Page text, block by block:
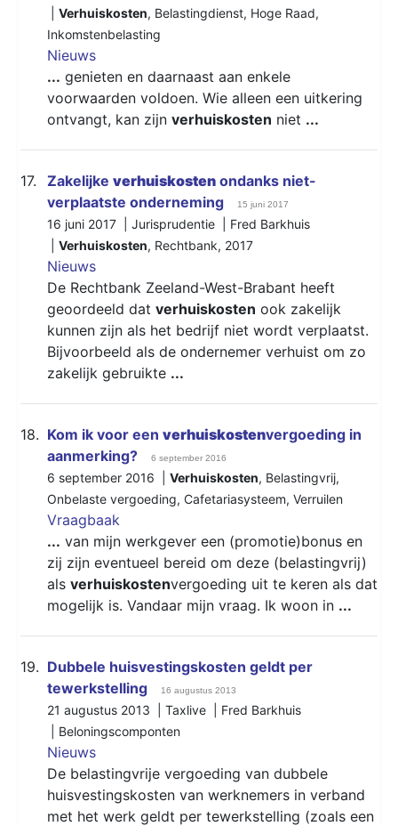
Verhuiskosten, Belastingdienst, Hoge Raad,
Inkomstenbelasting
Nieuws
... genieten en daarnaast aan enkele
voorwaarden voldoen. Wie alleen een uitkering
ontvangt, kan zijn verhuiskosten niet ...
17. Zakelijke verhuiskosten ondanks niet-
verplaatste onderneming
15 juni 2017
16 juni 2017 | Jurisprudentie | Fred Barkhuis
Verhuiskosten, Rechtbank, 2017
Nieuws
De Rechtbank Zeeland-West-Brabant heeft
geoordeeld dat verhuiskosten ook zakelijk
kunnen zijn als het bedrijf niet wordt verplaatst.
Bijvoorbeeld als de ondernemer verhuist om zo
zakelijk gebruikte ...
18. Kom ik voor een verhuiskostenvergoeding in
aanmerking?
6 september 2016
6 september 2016 | Verhuiskosten, Belastingvrij,
Onbelaste vergoeding, Cafetariasysteem, Verruilen
Vraagbaak
... van mijn werkgever een (promotie)bonus en
zij zijn eventueel bereid om deze (belastingvrij)
als verhuiskostenvergoeding uit te keren als dat
mogelijk is. Vandaar mijn vraag. Ik woon in ...
19. Dubbele huisvestingskosten geldt per
tewerkstelling
16 augustus 2013
21 augustus 2013 | Taxlive | Fred Barkhuis
Beloningscomponten
Nieuws
De belastingvrije vergoeding van dubbele
huisvestingskosten van werknemers in verband
met het werk geldt per tewerkstelling (zoals een